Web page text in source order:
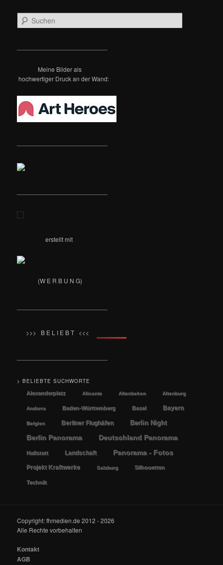
u
Meine Bilder als
hochwertiger Druck an der Wand:
erstellt mit
(W E R B U N G)
>>> B E L I E B T <<<
> BELIEBTE SUCHWORTE
Alexanderplatz Alicante Altenbeken Altenburg
Andorra Baden-Württemberg Basel Bayern
Belgien Berliner Flughäfen
Berlin Night
Berlin Panorama
Deutschland Panorama
Hallstatt Landschaft Panorama - Fotos
Projekt Kraftwerke Salzburg Silhouetten
Technik
Copyright: fhmedien.de 2012 - 2026
Alle Rechte vorbehalten
Kontakt
AGB